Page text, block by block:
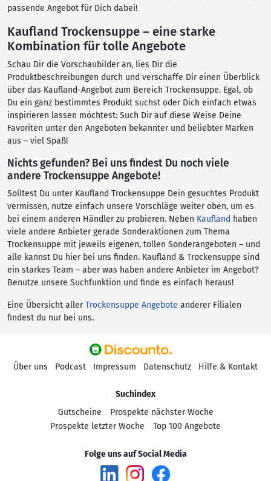
passende Angebot für Dich dabei!
Kaufland Trockensuppe – eine starke
Kombination für tolle Angebote
Schau Dir die Vorschaubilder an, lies Dir die
Produktbeschreibungen durch und verschaffe Dir einen Überblick
über das Kaufland-Angebot zum Bereich Trockensuppe. Egal, ob
Du ein ganz bestimmtes Produkt suchst oder Dich einfach etwas
inspirieren lassen möchtest: Such Dir auf diese Weise Deine
Favoriten unter den Angeboten bekannter und beliebter Marken
aus – viel Spaß!
Nichts gefunden? Bei uns findest Du noch viele
andere Trockensuppe Angebote!
Solltest Du unter Kaufland Trockensuppe Dein gesuchtes Produkt
vermissen, nutze einfach unsere Vorschläge weiter oben, um es
bei einem anderen Händler zu probieren. Neben Kaufland haben
viele andere Anbieter gerade Sonderaktionen zum Thema
Trockensuppe mit jeweils eigenen, tollen Sonderangeboten – und
alle kannst Du hier bei uns finden. Kaufland & Trockensuppe sind
ein starkes Team – aber was haben andere Anbieter im Angebot?
Benutze unsere Suchfunktion und finde es einfach heraus!
Eine Übersicht allerTrockensuppe Angebote anderer Filialen
findest du nur bei uns.
Über uns Podcast Impressum Datenschutz Hilfe & Kontakt
Suchindex
Gutscheine
Prospekte nächster Woche
Prospekte letzter Woche
Top 100 Angebote
Folge uns auf Social Media